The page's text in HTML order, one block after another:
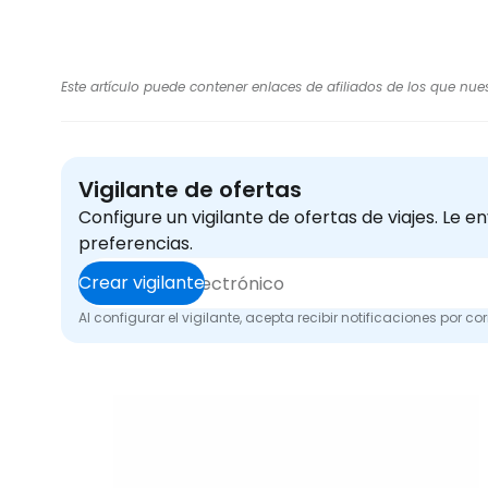
Este artículo puede contener enlaces de afiliados de los que
Vigilante de ofertas
Configure un vigilante de ofertas de viajes. Le
preferencias.
Crear vigilante
Al configurar el vigilante, acepta recibir notificaciones por